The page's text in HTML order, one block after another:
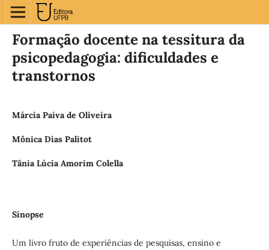
Formação docente na tessitura da
psicopedagogia: dificuldades e
transtornos
Márcia Paiva de Oliveira
Mônica Dias Palitot
Tânia Lúcia Amorim Colella
Sinopse
Um livro fruto de experiências de pesquisas, ensino e